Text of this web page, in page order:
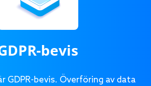
bevis
GDPR-bevis. Överföring av data